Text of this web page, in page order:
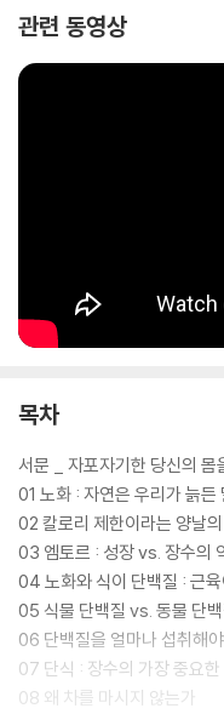
분모를 찾아냈다. 100세인들
포 영양소 센서’로서 성장이
대한 탐구를 보여준 전작들
3대 영양소 연구의 완결판이
관련 동영상
목차
서문 _ 자포자기한 당신의 몸
01 노화 : 자연은 우리가 늙든
02 칼로리 제한이라는 양날의
03 엠토르 : 성장 vs. 장수의
04 노화와 식이 단백질 : 근
05 식물 단백질 vs. 동물 단
06 단백질을 얼마나 섭취해
07 단식 : 장수의 가장 중요한
08 왜 차를 마시지 않는가